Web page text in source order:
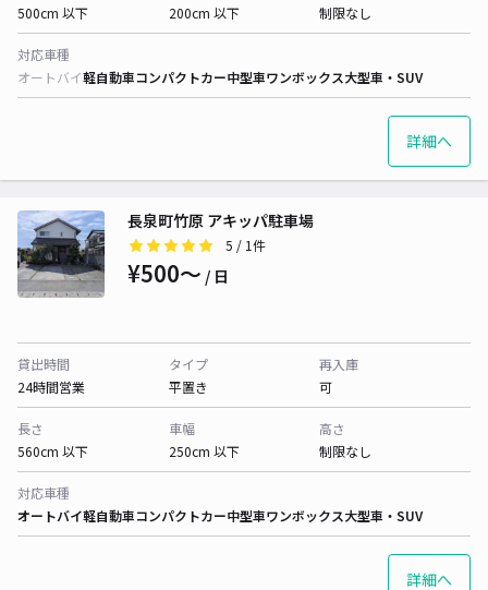
500cm 以下
200cm 以下
制限なし
対応車種
オートバイ軽自動車コンパクトカー中型車ワンボックス大型車・SUV
詳細へ
長泉町竹原 アキッパ駐車場
5 / 1件
¥500〜 / 日
貸出時間
24時間営業
タイプ
平置き
再入庫
可
長さ
560cm 以下
車幅
250cm 以下
高さ
制限なし
対応車種
オートバイ軽自動車コンパクトカー中型車ワンボックス大型車・SUV
詳細へ